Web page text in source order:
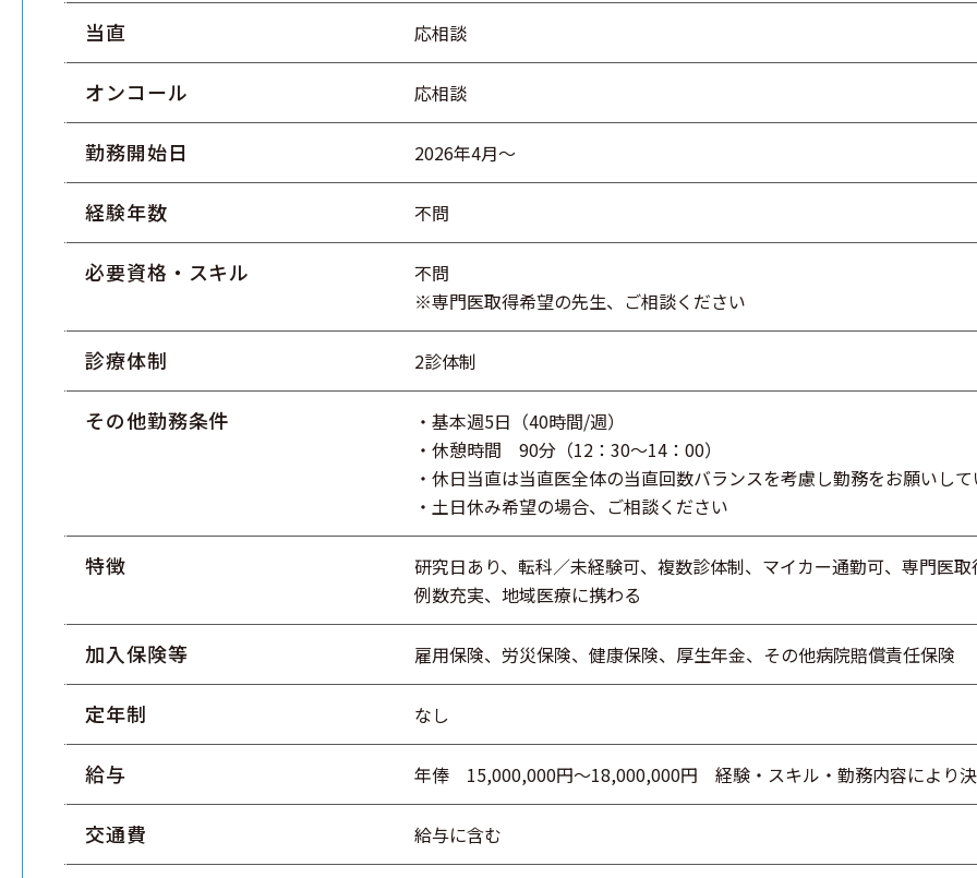
当直 応相談
オンコール 応相談
勤務開始日 2026年4月～
経験年数 不問
必要資格・スキル
不問
※専門医取得希望の先生、ご相談ください
診療体制 2診体制
その他勤務条件
・基本週5日（40時間/週）
・休憩時間 90分（12：30～14：00）
・休日当直は当直医全体の当直回数バランスを考慮し勤務をお願いして
・土日休み希望の場合、ご相談ください
特徴
研究日あり、転科／未経験可、複数診体制、マイカー通勤可、専門医
例数充実、地域医療に携わる
加入保険等 雇用保険、労災保険、健康保険、厚生年金、その他病院賠償責任保険
定年制 なし
給与 年俸 15,000,000円～18,000,000円 経験・スキル・勤務内容により
交通費 給与に含む